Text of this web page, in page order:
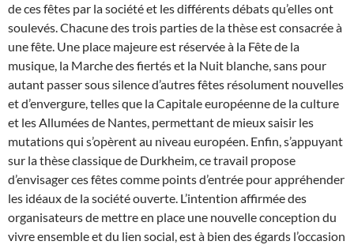
de ces fêtes par la société et les différents débats qu’elles ont
soulevés. Chacune des trois parties de la thèse est consacrée à
une fête. Une place majeure est réservée à la Fête de la
musique, la Marche des fiertés et la Nuit blanche, sans pour
autant passer sous silence d’autres fêtes résolument nouvelles
et d’envergure, telles que la Capitale européenne de la culture
et les Allumées de Nantes, permettant de mieux saisir les
mutations qui s’opèrent au niveau européen. Enfin, s’appuyant
sur la thèse classique de Durkheim, ce travail propose
d’envisager ces fêtes comme points d’entrée pour appréhender
les idéaux de la société ouverte. L’intention affirmée des
organisateurs de mettre en place une nouvelle conception du
vivre ensemble et du lien social, est à bien des égards l’occasion